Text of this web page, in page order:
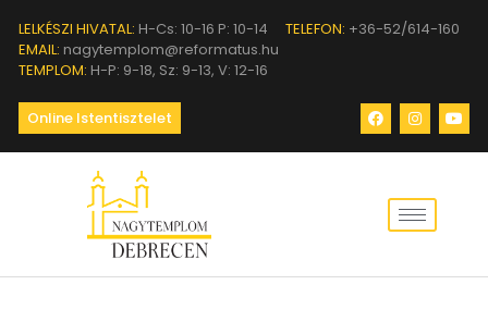
LELKÉSZI HIVATAL: H-Cs: 10-16 P: 10-14 TELEFON: +36-52/614-160
EMAIL: nagytemplom@reformatus.hu
TEMPLOM: H-P: 9-18, Sz: 9-13, V: 12-16
Online Istentisztelet